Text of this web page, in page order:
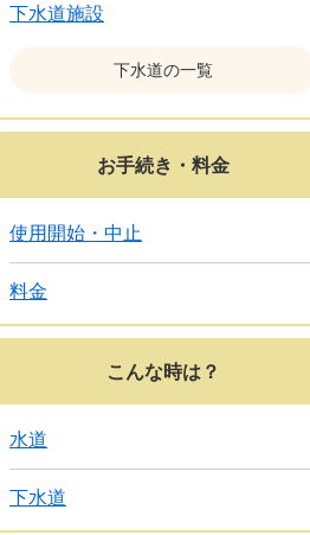
下水道施設
下水道の一覧
お手続き・料金
使用開始・中止
料金
こんな時は？
水道
下水道